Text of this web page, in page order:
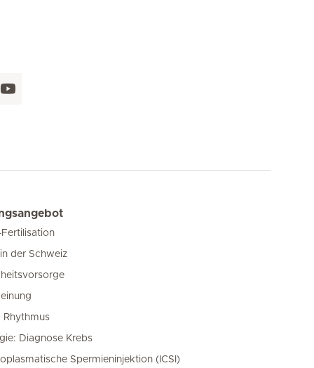
Fertilisation
der Schweiz
Rhythmus
Diagnose Krebs
Spermieninjektion (ICSI)